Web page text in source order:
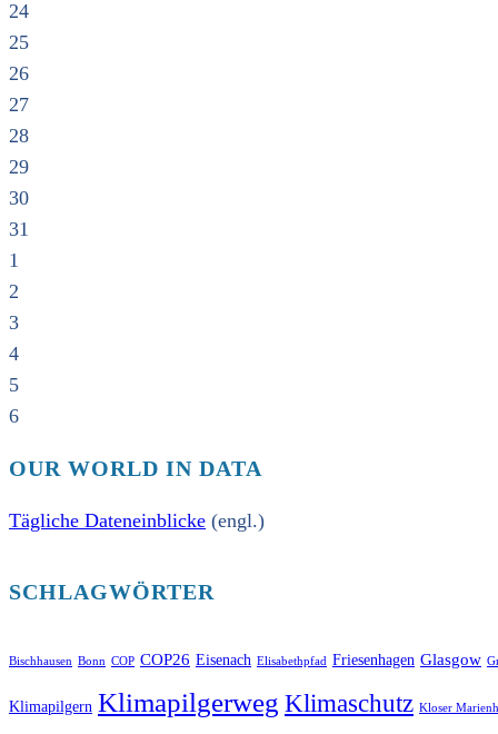
24
25
26
27
28
29
30
31
1
2
3
4
5
6
OUR WORLD IN DATA
Tägliche Dateneinblicke (engl.)
SCHLAGWÖRTER
Bischhausen Bonn COP COP26 Eisenach Elisabethpfad Friesenhagen Glasgow
Klimapilgern Klimapilgerweg Klimaschutz Kloser